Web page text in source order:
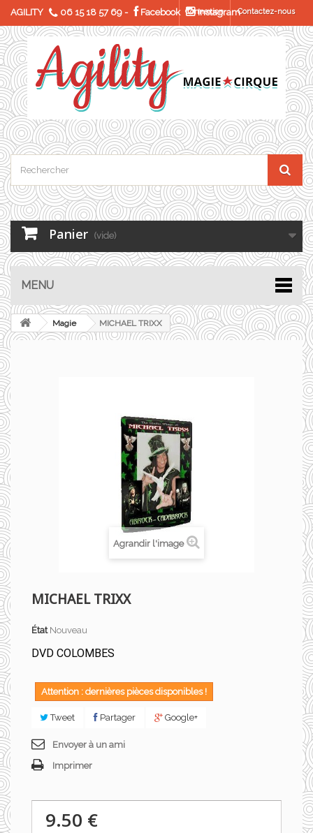
AGILITY 06 15 18 57 69 - Facebook InstagramContactez-nous
Connexion
Panier (vide)
MENU
Magie MICHAEL TRIXX
Agrandir l'image
MICHAEL TRIXX
État Nouveau
DVD COLOMBES
Attention : dernières pièces disponibles !
Tweet Partager Google+
Envoyer à un ami
Imprimer
9.50 €